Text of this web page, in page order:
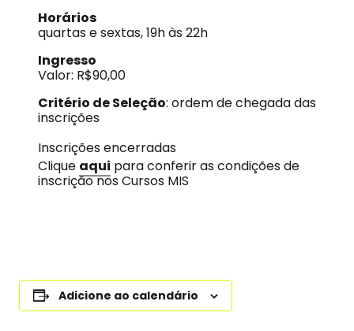
Horários
quartas e sextas, 19h às 22h
Ingresso
Valor: R$90,00
Critério de Seleção: ordem de chegada das
inscrições
Inscrições encerradas
Clique aqui para conferir as condições de
inscrição nos Cursos MIS
Adicione ao calendário